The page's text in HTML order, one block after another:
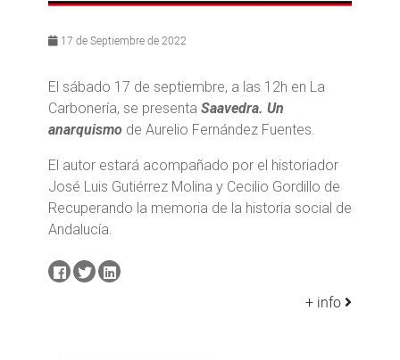
17 de Septiembre de 2022
El sábado 17 de septiembre, a las 12h en La
Carbonería, se presenta Saavedra. Un
anarquismo de Aurelio Fernández Fuentes.
El autor estará acompañado por el historiador
José Luis Gutiérrez Molina y Cecilio Gordillo de
Recuperando la memoria de la historia social de
Andalucía.
+ info